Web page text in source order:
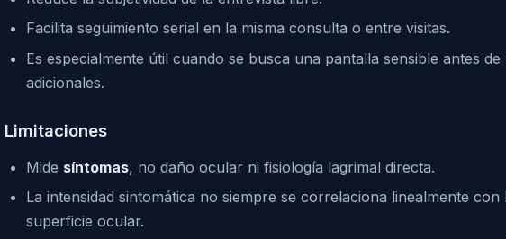
Facilita seguimiento serial en la misma consulta o entre visitas.
Es especialmente útil cuando se busca una pantalla sensible antes
adicionales.
Limitaciones
Mide síntomas, no daño ocular ni fisiología lagrimal directa.
La intensidad sintomática no siempre se correlaciona linealmente con
superficie ocular.